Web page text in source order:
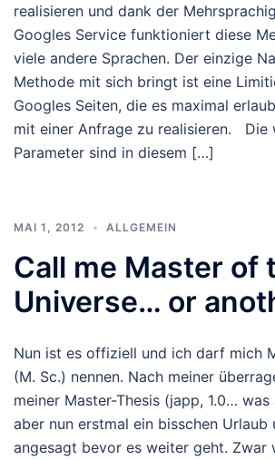
realisieren und dank der
Googles Service funktioniert diese
viele andere Sprachen. Der einzige
Methode mit sich bringt ist eine
Googles Seiten, die es maximal
mit einer Anfrage zu realisieren. Die
Parameter sind in diesem […]
MAI 1, 2012 ALLGEMEIN
Call me Master of
Universe… or
Nun ist es offiziell und ich darf mich
(M. Sc.) nennen. Nach meiner
meiner Master-Thesis (japp, 1.0…
aber nun erstmal ein bisschen Urlaub
angesagt bevor es weiter geht. Zwar